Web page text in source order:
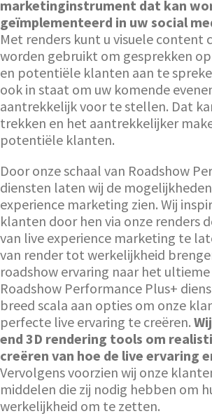
marketinginstrument dat kan
geïmplementeerd in uw social
Met renders kunt u visuele content
worden gebruikt om gesprekken
en potentiële klanten aan te
ook in staat om uw komende
aantrekkelijk voor te stellen. Dat
trekken en het aantrekkelijker
potentiële klanten.
Door onze schaal van Roadshow
diensten laten wij de
experience marketing zien. Wij
klanten door hen via onze renders
van live experience marketing te
van render tot werkelijkheid
roadshow ervaring naar het ultieme
Roadshow Performance Plus+
breed scala aan opties om onze
perfecte live ervaring te creëren.
end 3D rendering tools om
creëren van hoe de live ervaring
Vervolgens voorzien wij onze
middelen die zij nodig hebben om
werkelijkheid om te zetten.